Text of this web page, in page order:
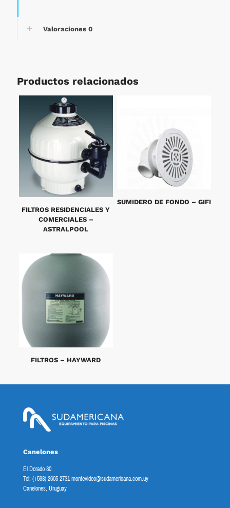
Valoraciones 0
Productos relacionados
FILTROS RESIDENCIALES Y
COMERCIALES –
ASTRALPOOL
SUMIDERO DE FONDO – GIFI
FILTROS – HAYWARD
Canelones
El Dorado 80
Tel: (+598) 2605 2731 montevideo@sudamericana.com.uy
Canelones, Uruguay